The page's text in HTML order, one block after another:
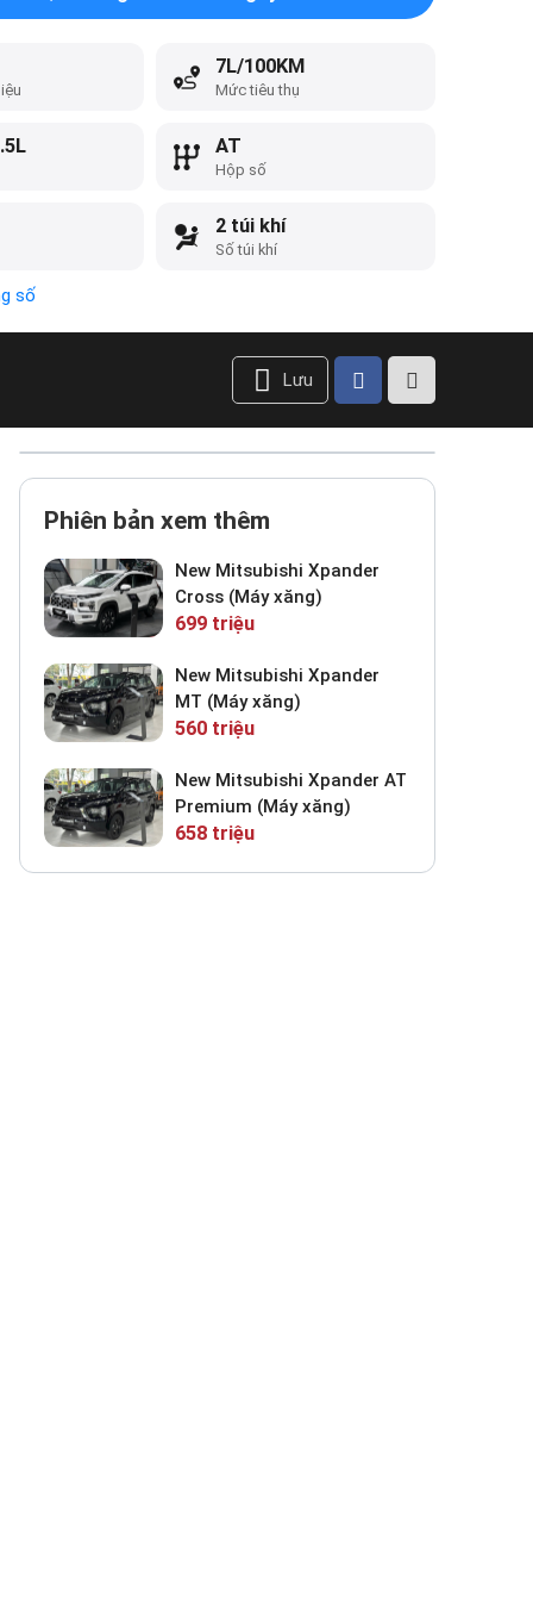
Mức tiêu thụ
7L/100KM
Hộp số
AT
Số túi khí
2 túi khí
số
Lưu
Phiên bản xem thêm
New Mitsubishi Xpander
Cross (Máy xăng)
699 triệu
New Mitsubishi Xpander
MT (Máy xăng)
560 triệu
New Mitsubishi Xpander AT
Premium (Máy xăng)
658 triệu